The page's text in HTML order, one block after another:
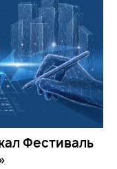
Фестиваль